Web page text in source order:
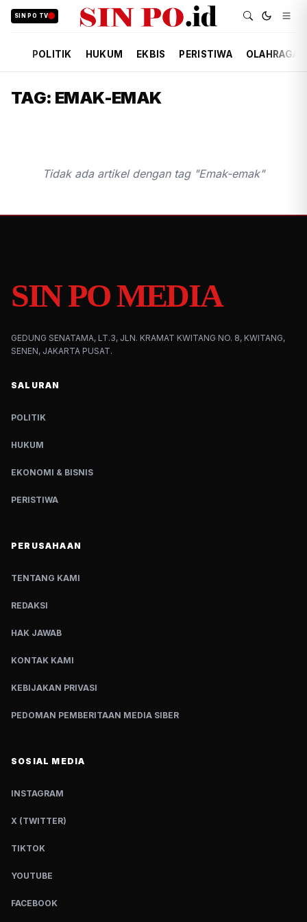
SIN PO TV
POLITIK HUKUM EKBIS PERISTIWA OLAHRAGA
TAG: EMAK-EMAK
Tidak ada artikel dengan tag "Emak-emak"
SIN PO MEDIA
GEDUNG SENATAMA, LT.3, JLN. KRAMAT KWITANG NO. 8, KWITANG,
SENEN, JAKARTA PUSAT.
SALURAN
POLITIK
HUKUM
EKONOMI & BISNIS
PERISTIWA
PERUSAHAAN
TENTANG KAMI
REDAKSI
HAK JAWAB
KONTAK KAMI
KEBIJAKAN PRIVASI
PEDOMAN PEMBERITAAN MEDIA SIBER
SOSIAL MEDIA
INSTAGRAM
X (TWITTER)
TIKTOK
YOUTUBE
FACEBOOK